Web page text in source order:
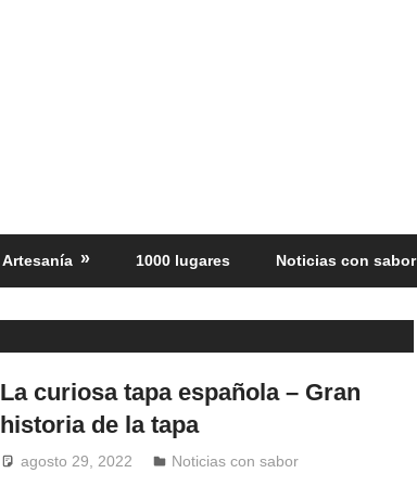
Artesanía 1000 lugares Noticias con sabor
La curiosa tapa española – Gran
historia de la tapa
agosto 29, 2022 Windrose
Noticias con sabor